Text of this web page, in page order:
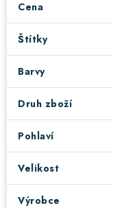
VÝPRODEJ
! Akce !
Testovací centrum
Cena
Štítky
Barvy
Druh zboží
Pohlaví
Velikost
Výrobce